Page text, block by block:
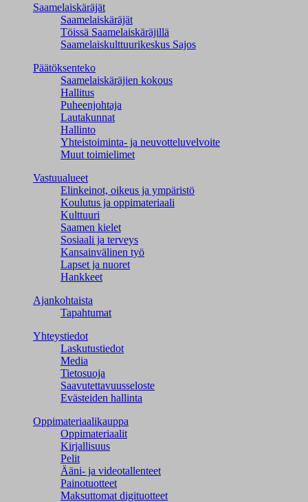
Saamelaiskäräjät
Saamelaiskäräjät
Töissä Saamelaiskäräjillä
Saamelaiskulttuuri­keskus Sajos
Päätöksenteko
Saamelaiskäräjien kokous
Hallitus
Puheenjohtaja
Lautakunnat
Hallinto
Yhteistoiminta- ja neuvotteluvelvoite
Muut toimielimet
Vastuualueet
Elinkeinot, oikeus ja ympäristö
Koulutus ja oppimateriaali
Kulttuuri
Saamen kielet
Sosiaali ja terveys
Kansainvälinen työ
Lapset ja nuoret
Hankkeet
Ajankohtaista
Tapahtumat
Yhteystiedot
Laskutustiedot
Media
Tietosuoja
Saavutettavuusseloste
Evästeiden hallinta
Oppimateriaalikauppa
Oppimateriaalit
Kirjallisuus
Pelit
Ääni- ja videotallenteet
Painotuotteet
Maksuttomat digituotteet